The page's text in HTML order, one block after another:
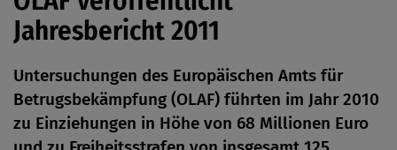
Jahresbericht 2011
Untersuchungen des Europäischen Amts für
Betrugsbekämpfung (OLAF) führten im Jahr 2010
zu Einziehungen in Höhe von 68 Millionen Euro